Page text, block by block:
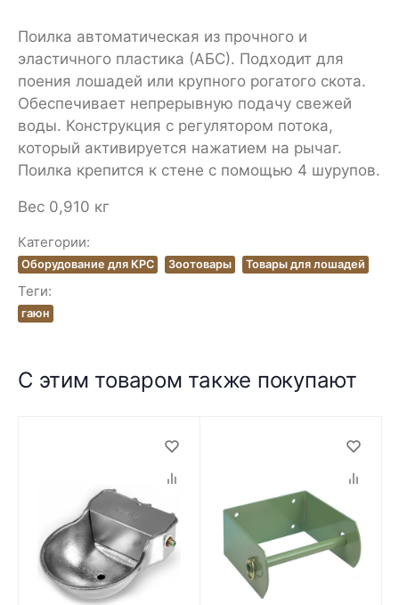
Поилка автоматическая из прочного и
эластичного пластика (АБС). Подходит для
поения лошадей или крупного рогатого скота.
Обеспечивает непрерывную подачу свежей
воды. Конструкция с регулятором потока,
который активируется нажатием на рычаг.
Поилка крепится к стене с помощью 4 шурупов.
Вес 0,910 кг
Категории:
Оборудование для КРС Зоотовары Товары для лошадей
Теги:
гаюн
С этим товаром также покупают